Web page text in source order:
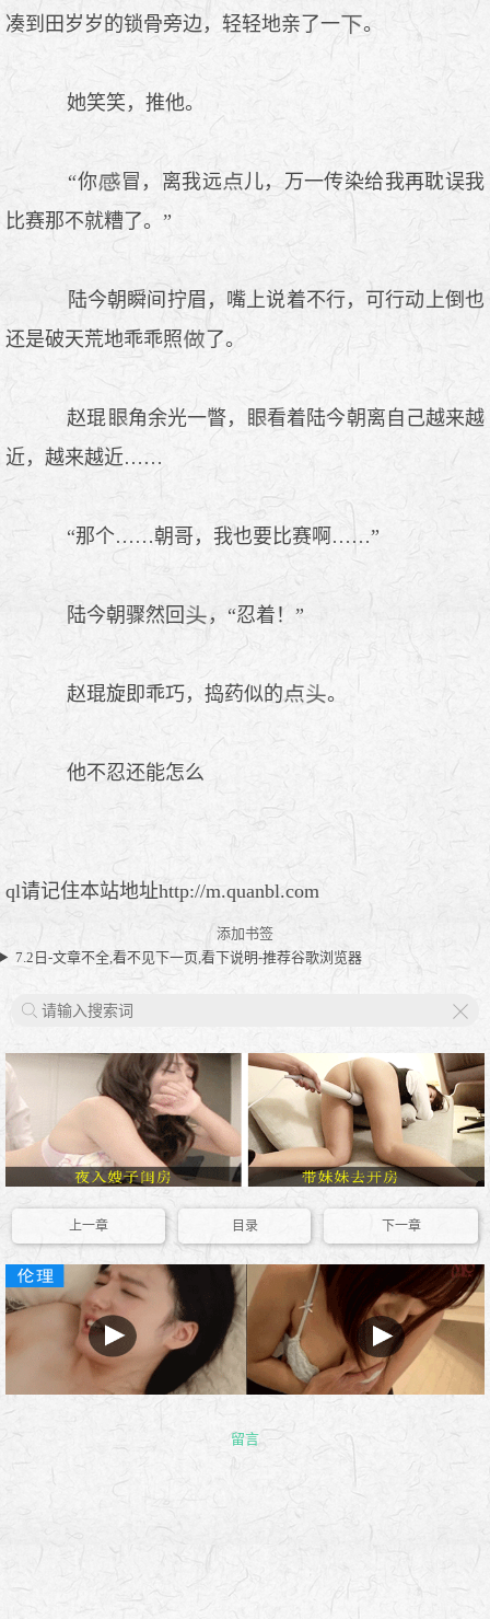
凑到田岁岁的锁骨旁边，轻轻地亲了一
。
她笑笑，推他。
“你 冒，离我远
儿，万一传染给我再耽误我
比赛那不就糟了。”
陆今朝瞬间拧眉，嘴上说着不行，可行动上倒也
还是破天荒地乖乖照
了。
赵琨 角余光一瞥，
看着陆今朝离自己越来越
近，越来越近……
“那个……朝哥，我也要比赛啊……”
陆今朝骤然回 ，“忍着！”
赵琨旋即乖巧，捣药似的 。
他不忍还能怎么
ql请记住本站地址http://m.quanbl.com
添加书签
7.2日-文章不全,看不见下一页,看下说明-推荐谷歌浏览器
上一章 目录 下一章
留言